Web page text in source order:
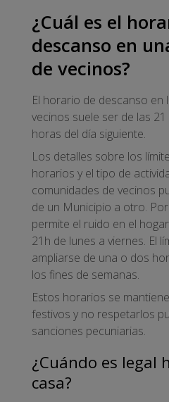
¿Cuál es el
descanso en
de vecinos?
El horario de descanso en
vecinos suele ser de las
horas del día siguiente.
Los detalles sobre los
horarios y el tipo de
comunidades de vecinos
de un Municipio a otro.
permite el ruido en el
21h de lunes a viernes. El
ampliarse de una o dos
los fines de semanas.
Estos horarios se
festivos y no respetarlos
sanciones pecuniarias.
¿Cuándo es legal
casa?